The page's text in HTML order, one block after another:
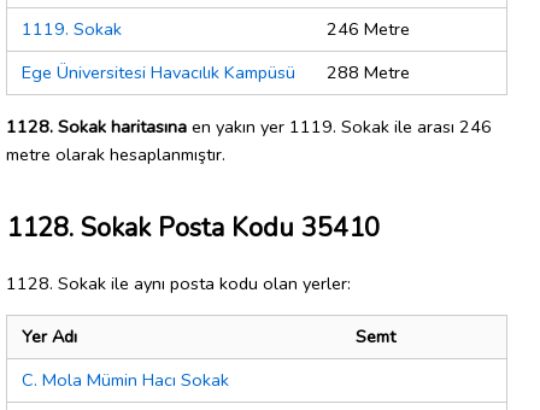
1119. Sokak
246 Metre
Ege Üniversitesi Havacılık Kampüsü
288 Metre
1128. Sokak haritasına en yakın yer 1119. Sokak ile arası 246
metre olarak hesaplanmıştır.
1128. Sokak Posta Kodu 35410
1128. Sokak ile aynı posta kodu olan yerler:
Yer Adı
Semt
C. Mola Mümin Hacı Sokak